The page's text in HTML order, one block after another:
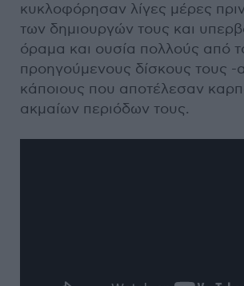
κυκλοφόρησαν λίγες μέρες
των δημιουργών τους και
όραμα και ουσία πολλούς από
προηγούμενους δίσκους τους -
κάποιους που αποτέλεσαν
ακμαίων περιόδων τους.